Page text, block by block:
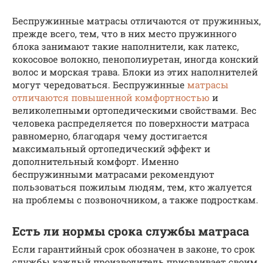
Беспружинные матрасы отличаются от пружинных,
прежде всего, тем, что в них место пружинного
блока занимают такие наполнители, как латекс,
кокосовое волокно, пенополиуретан, иногда конский
волос и морская трава. Блоки из этих наполнителей
могут чередоваться. Беспружинные матрасы
отличаются повышенной комфортностью и
великолепными ортопедическими свойствами. Вес
человека распределяется по поверхности матраса
равномерно, благодаря чему достигается
максимальный ортопедический эффект и
дополнительный комфорт. Именно
беспружинными матрасами рекомендуют
пользоваться пожилым людям, тем, кто жалуется
на проблемы с позвоночником, а также подросткам.
Есть ли нормы срока службы матраса
Если гарантийный срок обозначен в законе, то срок